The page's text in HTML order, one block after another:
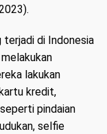
terjadi di Indonesia
lakukan
kredit,
pindaian
selfie